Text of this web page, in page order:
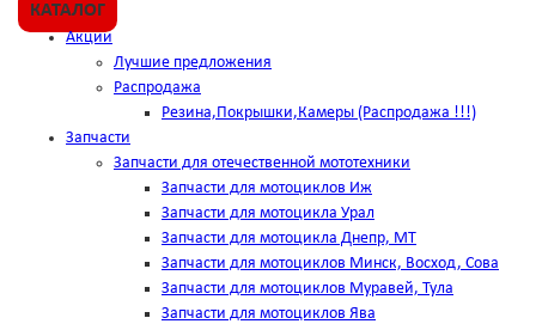
КАТАЛОГ
Акции
Лучшие предложения
Распродажа
Резина,Покрышки,Камеры (Распродажа !!!)
Запчасти
Запчасти для отечественной мототехники
Запчасти для мотоциклов Иж
Запчасти для мотоцикла Урал
Запчасти для мотоцикла Днепр, МТ
Запчасти для мотоциклов Минск, Восход, Сова
Запчасти для мотоциклов Муравей, Тула
Запчасти для мотоциклов Ява